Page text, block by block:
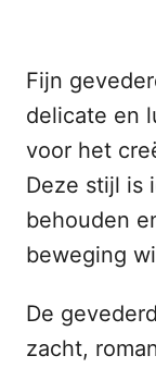
Fijn
delicate en
voor het
Deze stijl is
behouden
beweging
De
zacht,